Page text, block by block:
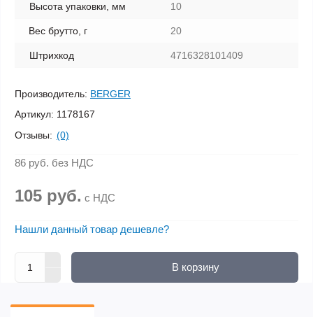
Высота упаковки, мм 10
Вес брутто, г 20
Штрихкод 4716328101409
Производитель: BERGER
Артикул: 1178167
Отзывы: (0)
86 руб. без НДС
105 руб. с НДС
Нашли данный товар дешевле?
В корзину